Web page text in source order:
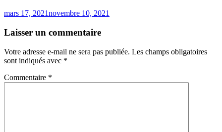
mars 17, 2021novembre 10, 2021
Laisser un commentaire
Votre adresse e-mail ne sera pas publiée. Les champs obligatoires
sont indiqués avec *
Commentaire *